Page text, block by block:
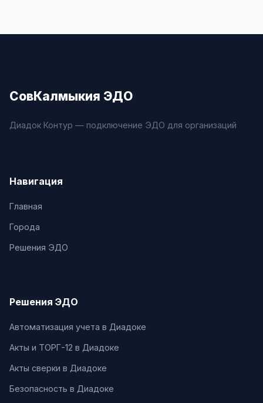
СовКалмыкия ЭДО
Диадок Контур — подключение ЭДО для организаций
Навигация
Главная
Города
Решения ЭДО
Решения ЭДО
Автоматизация учета в Диадоке
Акты и ТОРГ-12 в Диадоке
Акты сверки в Диадоке
Безопасность в Диадоке